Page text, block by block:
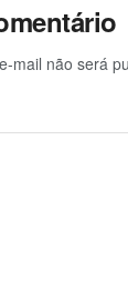
mail não será